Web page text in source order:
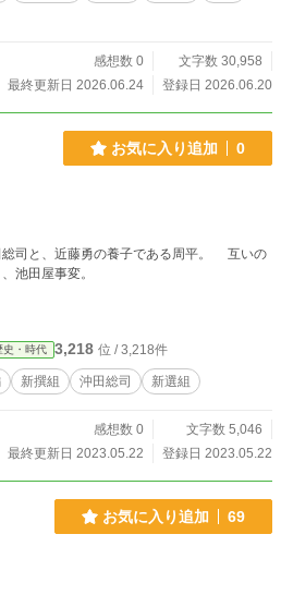
感想数 0
文字数 30,958
最終更新日 2026.06.24
登録日 2026.06.20
お気に入り追加 0
と、近藤勇の養子である周平。 互いの
池田屋事変。
史・時代 3,218 位 / 3,218件
新撰組 沖田総司 新選組
感想数 0
文字数 5,046
最終更新日 2023.05.22
登録日 2023.05.22
お気に入り追加 69